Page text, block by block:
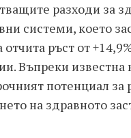
разходи за
системи, което
ръст от
Въпреки
потенциал за
на здравното